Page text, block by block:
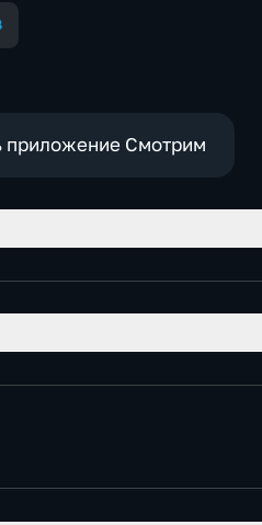
приложение Смотрим